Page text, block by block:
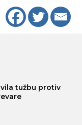
tužbu protiv